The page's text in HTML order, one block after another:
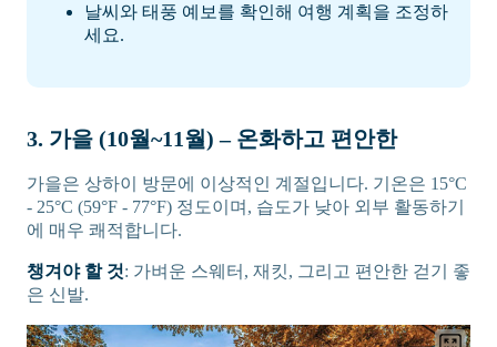
날씨와 태풍 예보를 확인해 여행 계획을 조정하
세요.
3. 가을 (10월~11월) – 온화하고 편안한
가을은 상하이 방문에 이상적인 계절입니다. 기온은 15°C
- 25°C (59°F - 77°F) 정도이며, 습도가 낮아 외부 활동하기
에 매우 쾌적합니다.
챙겨야 할 것: 가벼운 스웨터, 재킷, 그리고 편안한 걷기 좋
은 신발.